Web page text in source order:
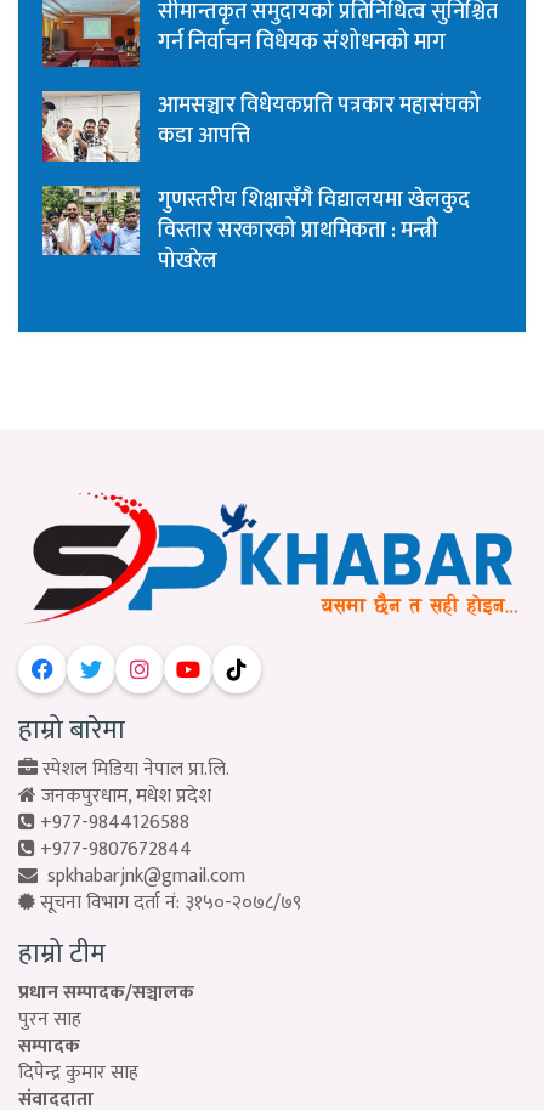
सीमान्तकृत समुदायको प्रतिनिधित्व सुनिश्चित
गर्न निर्वाचन विधेयक संशोधनको माग
आमसञ्चार विधेयकप्रति पत्रकार महासंघको
कडा आपत्ति
गुणस्तरीय शिक्षासँगै विद्यालयमा खेलकुद
विस्तार सरकारको प्राथमिकता : मन्त्री
पोखरेल
हाम्रो बारेमा
स्पेशल मिडिया नेपाल प्रा.लि.
जनकपुरधाम, मधेश प्रदेश
+977-9844126588
+977-9807672844
spkhabarjnk@gmail.com
सूचना विभाग दर्ता नं: ३१५०-२०७८/७९
हाम्रो टीम
प्रधान सम्पादक/सञ्चालक
पुरन साह
सम्पादक
दिपेन्द्र कुमार साह
संवाददाता